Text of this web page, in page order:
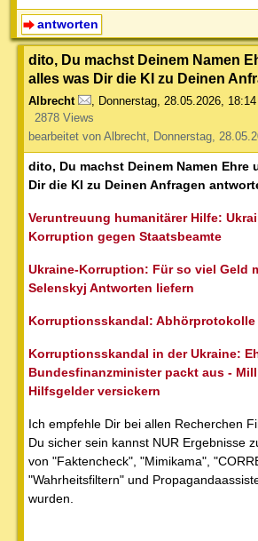
antworten
dito, Du machst Deinem Namen
alles was Dir die KI zu Deinen
Albrecht Donnerstag, 28.05.2026, 18:14
2878 Views
bearbeitet von Albrecht, Donnerstag,
dito, Du machst Deinem Namen Ehre
Dir die KI zu Deinen Anfragen
Veruntreuung humanitärer Hilfe:
Korruption gegen Staatsbeamte
Ukraine-Korruption: Für so viel Geld
Selenskyj Antworten liefern
Korruptionsskandal:
Korruptionsskandal in der Ukraine:
Bundesfinanzminister packt aus -
Hilfsgelder versickern
Ich empfehle Dir bei allen Recherchen
Du sicher sein kannst NUR Ergebnisse
von "Faktencheck", "Mimikama",
"Wahrheitsfiltern" und
wurden.